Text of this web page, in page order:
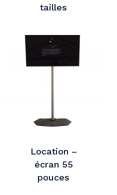
tailles
Location –
écran 55
pouces